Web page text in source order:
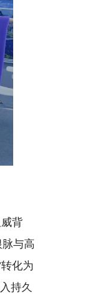
背
与高
化为
持久